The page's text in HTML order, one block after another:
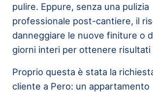
pulire. Eppure, senza una pulizia
professionale post-cantiere, il
danneggiare le nuove finiture o
giorni interi per ottenere risultati
Proprio questa è stata la
cliente a Pero: un appartamento